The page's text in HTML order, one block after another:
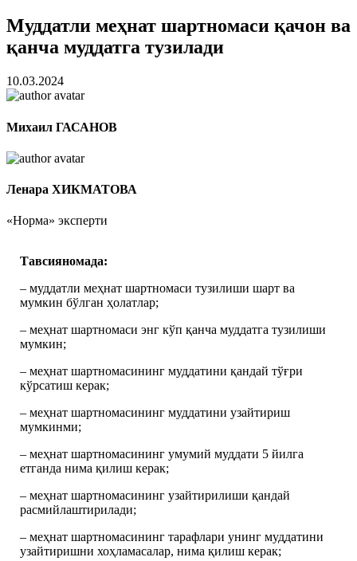
Муддатли меҳнат шартномаси қачон ва
қанча муддатга тузилади
10.03.2024
Михаил ГАСАНОВ
Ленара ХИКМАТОВА
«Норма» эксперти
Тавсияномада:
– муддатли меҳнат шартномаси тузилиши шарт ва
мумкин бўлган ҳолатлар;
– меҳнат шартномаси энг кўп қанча муддатга тузилиши
мумкин;
– меҳнат шартномасининг муддатини қандай тўғри
кўрсатиш керак;
– меҳнат шартномасининг муддатини узайтириш
мумкинми;
– меҳнат шартномасининг умумий муддати 5 йилга
етганда нима қилиш керак;
– меҳнат шартномасининг узайтирилиши қандай
расмийлаштирилади;
– меҳнат шартномасининг тарафлари унинг муддатини
узайтиришни хоҳламасалар, нима қилиш керак;